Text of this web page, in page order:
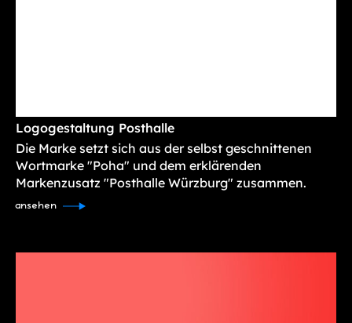
Logogestaltung Posthalle
Die Marke setzt sich aus der selbst geschnittenen
Wortmarke "Poha" und dem erklärenden
Markenzusatz "Posthalle Würzburg" zusammen.
ansehen